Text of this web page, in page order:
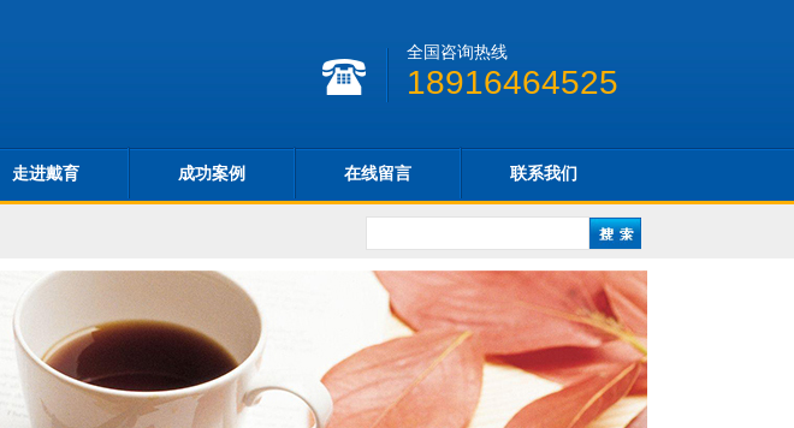
全国咨询热线
18916464525
走进戴育 成功案例 在线留言 联系我们